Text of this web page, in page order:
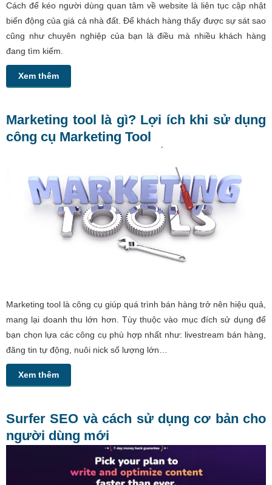
Cách để kéo người dùng quan tâm về website là liên tục cập nhật
biến động của giá cả nhà đất. Để khách hàng thấy được sự sát sao
cũng như chuyên nghiệp của bạn là điều mà nhiều khách hàng
đang tìm kiếm.
Xem thêm
Marketing tool là gì? Lợi ích khi sử dụng
công cụ Marketing Tool
Marketing tool là công cụ giúp quá trình bán hàng trở nên hiệu quả,
mang lại doanh thu lớn hơn. Tùy thuộc vào mục đích sử dụng để
bạn chọn lựa các công cụ phù hợp nhất như: livestream bán hàng,
đăng tin tự động, nuôi nick số lượng lớn…
Xem thêm
Surfer SEO và cách sử dụng cơ bản cho
người dùng mới